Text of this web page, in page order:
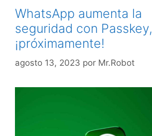
g
o
r
í
s
WhatsApp aumenta la
seguridad con Passkey,
¡próximamente!
agosto 13, 2023 por Mr.Robot